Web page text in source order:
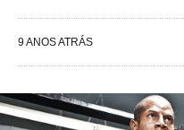
9 ANOS ATRÁS